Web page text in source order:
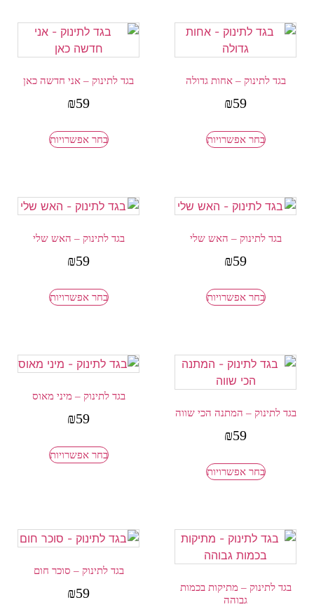
בגד לתינוק – אחות גדולה
₪59
בחר אפשרויות
בגד לתינוק – אני חדשה כאן
₪59
בחר אפשרויות
בגד לתינוק – האש שלי
₪59
בחר אפשרויות
בגד לתינוק – האש שלי
₪59
בחר אפשרויות
בגד לתינוק – המתנה הכי שווה
₪59
בחר אפשרויות
בגד לתינוק – מיני מאוס
₪59
בחר אפשרויות
בגד לתינוק – מתיקות בכמות
גבוהה
בגד לתינוק – סוכר חום
₪59